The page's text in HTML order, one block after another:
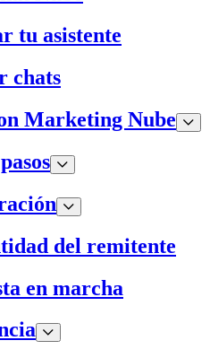
tu asistente
chats
Marketing Nube
del remitente
en marcha